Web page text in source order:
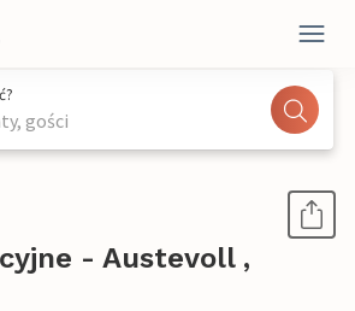
gości
- Austevoll ,